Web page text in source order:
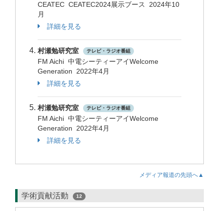
CEATEC CEATEC2024展示ブース 2024年10
月
詳細を見る
村瀬勉研究室 テレビ・ラジオ番組
FM Aichi 中電シーティーアイWelcome
Generation 2022年4月
詳細を見る
村瀬勉研究室 テレビ・ラジオ番組
FM Aichi 中電シーティーアイWelcome
Generation 2022年4月
詳細を見る
メディア報道の先頭へ▲
学術貢献活動 12